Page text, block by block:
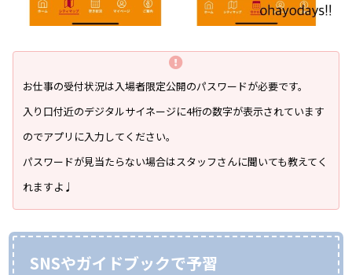
お仕事の受付状況は入場者限定公開のパスワードが必要です。
入り口付近のデジタルサイネージに4桁の数字が表示されています
のでアプリに入力してください。
パスワードが見当たらない場合はスタッフさんに聞いても教えてく
れますよ♩
SNSやガイドブックで予習